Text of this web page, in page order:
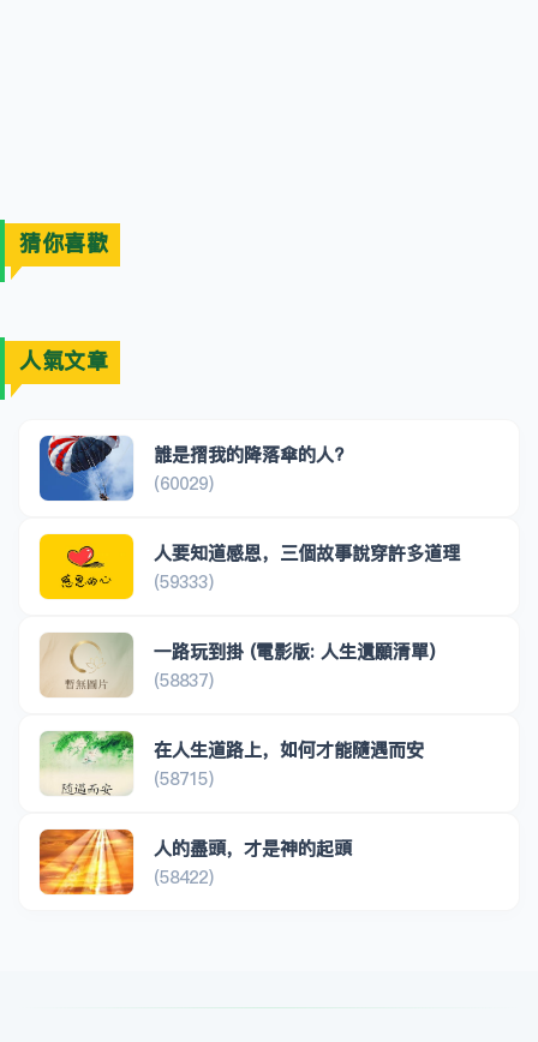
猜你喜歡
人氣文章
誰是摺我的降落傘的人?
(60029)
人要知道感恩，三個故事說穿許多道理
(59333)
一路玩到掛 (電影版: 人生遺願清單)
(58837)
在人生道路上，如何才能隨遇而安
(58715)
人的盡頭，才是神的起頭
(58422)